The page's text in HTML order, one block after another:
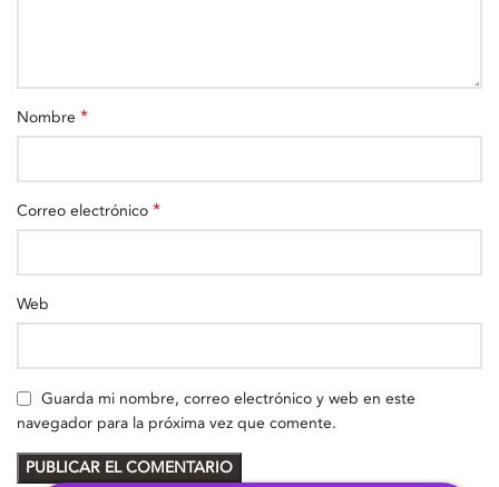
Nombre *
Correo electrónico *
Web
Guarda mi nombre, correo electrónico y web en este
navegador para la próxima vez que comente.